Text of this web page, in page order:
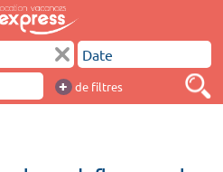
+ de filtres